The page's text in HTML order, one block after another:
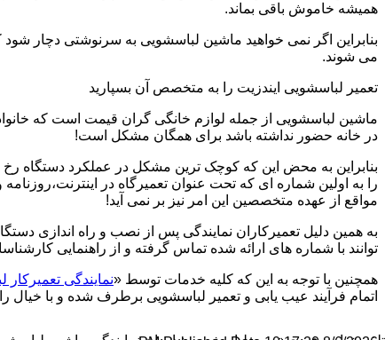
همیشه خاموش باقی بماند.
بنابراین اگر نمی خواهید ماشین لباسشویی به سرنوشتی دچار شود
می شوند.
تعمیر لباسشویی ایندزیت را به متخصص آن بسپارید
ماشین لباسشویی از جمله لوازم خانگی گران قیمت است که
در خانه حضور نداشته باشد برای همگان مشکل است!
بنابراین به محض این که کوچک ترین مشکل در عملکرد دستگاه
را به اولین شماره ای که تحت عنوان تعمیرگاه در
مواقع از عهده متخصصین این امر نیز بر نمی آید!
به همین دلیل تعمیرکاران نمایندگی پس از نصب و راه اندازی
توانند با شماره های ارائه شده تماس گرفته و از راهنمایی
همچنین با توجه به این که کلیه خدمات توسط «نمایندگی تعمیرکار
اتمام فرآیند عیب یابی و تعمیر لباسشویی برطرف شده و با خیال